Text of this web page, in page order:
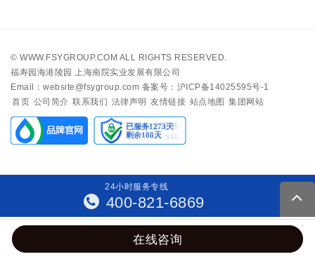
© WWW.FSYGROUP.COM ALL RIGHTS RESERVED.
福寿园海港陵园 上海南院实业发展有限公司
Email：website@fsygroup.com 备案号：沪ICP备14025595号-1
首页 公司简介 联系我们 法律声明 友情链接 站点地图 集团网站
24小时服务专线
400-821-6869
在线咨询